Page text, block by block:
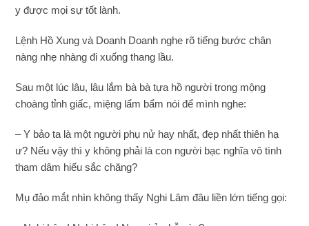
y được mọi sự tốt lành.
Lệnh Hồ Xung và Doanh Doanh nghe rõ tiếng bước chân
nàng nhẹ nhàng đi xuống thang lầu.
Sau một lúc lâu, lâu lắm bà bà tựa hồ người trong mộng
choàng tỉnh giấc, miệng lẩm bẩm nói để mình nghe:
– Y bảo ta là một người phụ nử hay nhất, đẹp nhất thiên hạ
ư? Nếu vậy thì y không phải là con người bạc nghĩa vô tình
tham dâm hiếu sắc chăng?
Mụ đảo mắt nhìn không thấy Nghi Lâm đâu liền lớn tiếng gọi: